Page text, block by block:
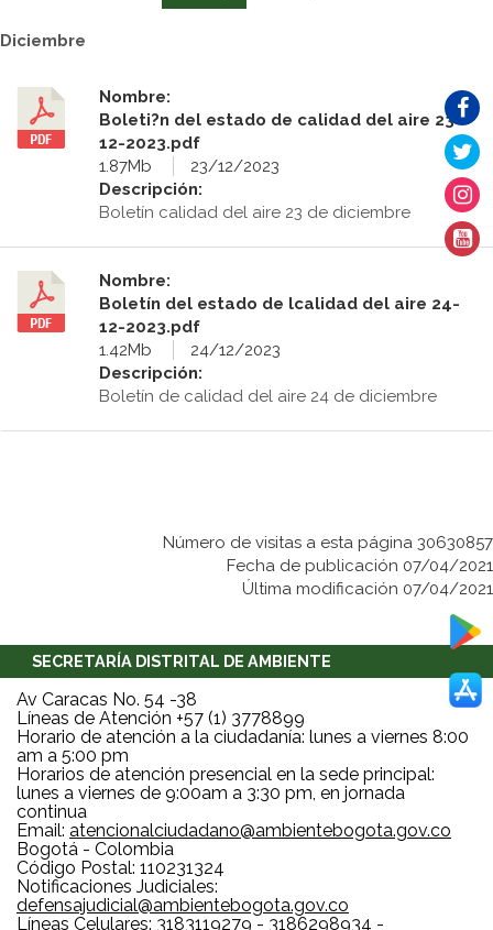
Diciembre
Nombre:
Boleti?n del estado de calidad del aire 23-
12-2023.pdf
1.87Mb
23/12/2023
Descripción:
Boletín calidad del aire 23 de diciembre
Nombre:
Boletín del estado de lcalidad del aire 24-
12-2023.pdf
1.42Mb
24/12/2023
Descripción:
Boletín de calidad del aire 24 de diciembre
Número de visitas a esta página 30630857
Fecha de publicación 07/04/2021
Última modificación 07/04/2021
SECRETARÍA DISTRITAL DE AMBIENTE
Av Caracas No. 54 -38
Líneas de Atención +57 (1) 3778899
Horario de atención a la ciudadanía: lunes a viernes 8:00
am a 5:00 pm
Horarios de atención presencial en la sede principal:
lunes a viernes de 9:00am a 3:30 pm, en jornada
continua
Email: atencionalciudadano@ambientebogota.gov.co
Bogotá - Colombia
Código Postal: 110231324
Notificaciones Judiciales:
defensajudicial@ambientebogota.gov.co
Líneas Celulares: 3183119279 - 3186298934 -